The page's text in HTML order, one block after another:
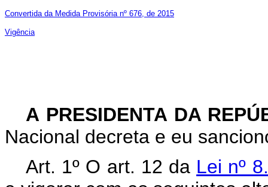
Convertida da Medida Provisória nº 676, de 2015
Vigência
A PRESIDENTA DA
Nacional decreta e eu
Art. 1º O art. 12 da Lei nº